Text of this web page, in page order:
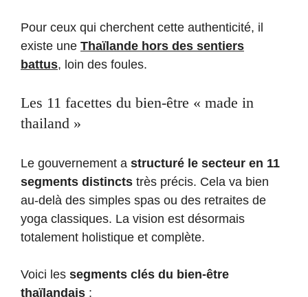
Pour ceux qui cherchent cette authenticité, il
existe une Thaïlande hors des sentiers
battus, loin des foules.
Les 11 facettes du bien-être « made in
thailand »
Le gouvernement a structuré le secteur en 11
segments distincts très précis. Cela va bien
au-delà des simples spas ou des retraites de
yoga classiques. La vision est désormais
totalement holistique et complète.
Voici les segments clés du bien-être
thaïlandais :